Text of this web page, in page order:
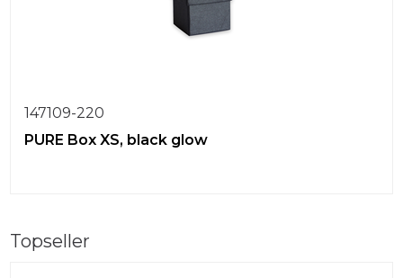
147109-220
PURE Box XS, black glow
Topseller